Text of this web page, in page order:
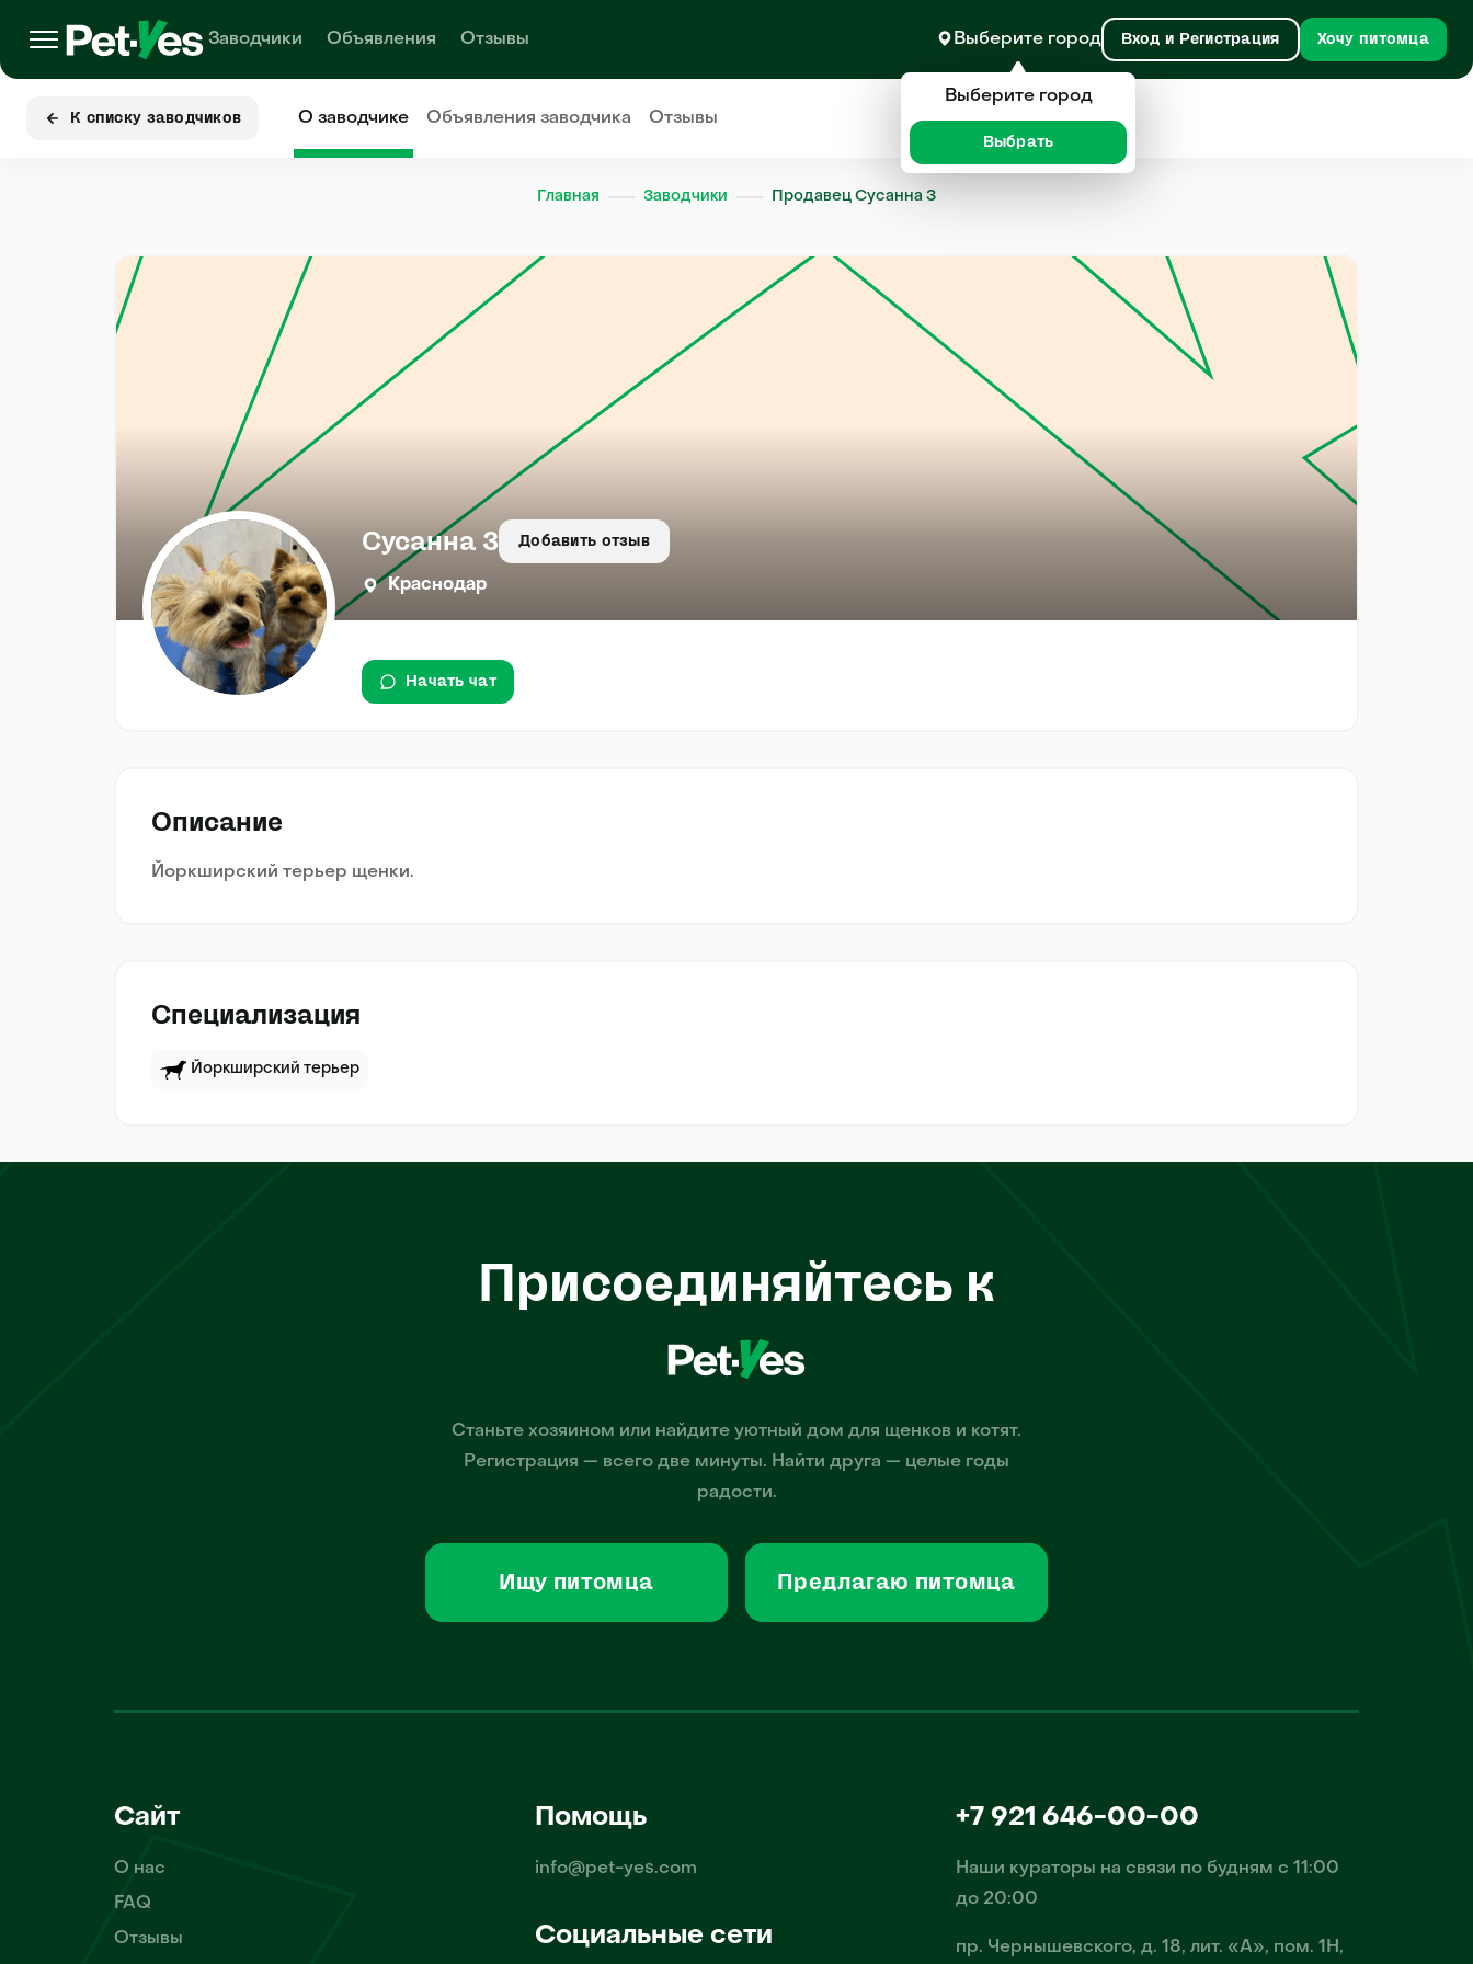
Заводчики Объявления Отзывы Выберите город Вход и Регистрация Хочу питомца
К списку заводчиков О заводчике Объявлениязаводчика Отзывы
Главная Заводчики Продавец Сусанна З
Сусанна З Добавить отзыв
Краснодар
Начать чат
Описание
Йоркширский терьер щенки.
Специализация
Йоркширский терьер
Присоединяйтесь к
Станьте хозяином или найдите уютный дом для щенков и котят.
Регистрация — всего две минуты. Найти друга — целые годы
радости.
Ищу питомца Предлагаю питомца
Сайт
О нас
FAQ
Отзывы
Помощь
info@pet-yes.com
Социальные сети
+7 921 646-00-00
Наши кураторы на связи по будням с 11:00
до 20:00
пр. Чернышевского, д. 18, лит. «А», пом. 1Н,
Выберите город
Выбрать